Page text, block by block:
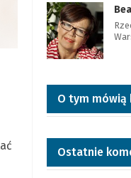
O tym mówią
Ostatnie